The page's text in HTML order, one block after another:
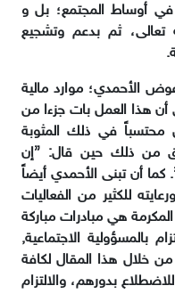
أوساط المجتمع؛ بل و
ثم بدعم وتشجيع
الأحمدي؛ موارد مالية
أن هذا العمل بات جزءا من
محتسباً في ذلك المثوبة
من ذلك حين قال: ”إن
كما أن تبنى الأحمدي أيضاً
للكثير من الفعاليات
هي مبادرات مباركة
بالمسؤولية الاجتماعية,
خلال هذا المقال لكافة
بدورهم، والالتزام